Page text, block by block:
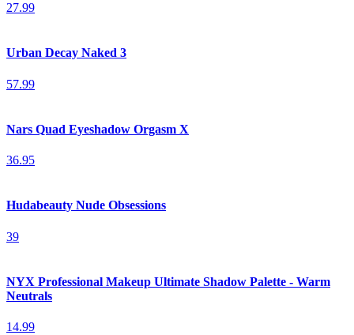
27.99
Urban Decay Naked 3
57.99
Nars Quad Eyeshadow Orgasm X
36.95
Hudabeauty Nude Obsessions
39
NYX Professional Makeup Ultimate Shadow Palette - Warm
Neutrals
14.99